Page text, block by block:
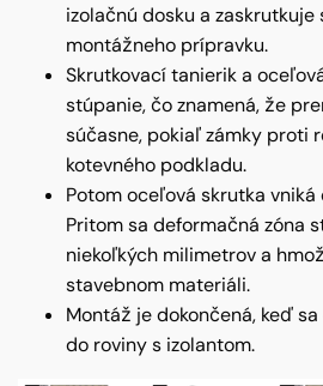
izolačnú dosku a zaskrutkuje
montážneho prípravku.
Skrutkovací tanierik a
stúpanie, čo znamená, že
súčasne, pokiaľ zámky proti
kotevného podkladu.
Potom oceľová skrutka
Pritom sa deformačná zóna
niekoľkých milimetrov a
stavebnom materiáli.
Montáž je dokončená, keď
do roviny s izolantom.